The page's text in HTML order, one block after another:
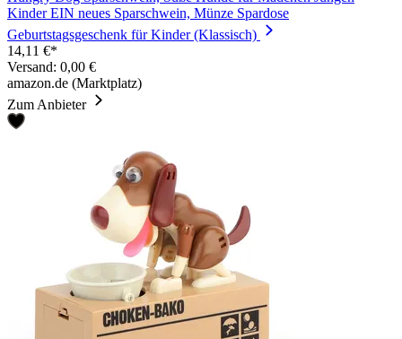
Kinder EIN neues Sparschwein, Münze Spardose
Geburtstagsgeschenk für Kinder (Klassisch)
14,11 €*
Versand: 0,00 €
amazon.de (Marktplatz)
Zum Anbieter